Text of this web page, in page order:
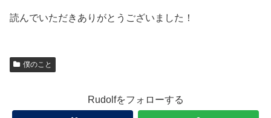
読んでいただきありがとうございました！
僕のこと
Rudolfをフォローする